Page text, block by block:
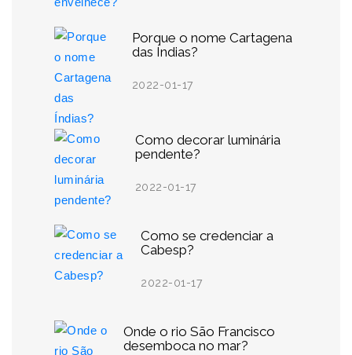
Porque o nome Cartagena
das Índias?
2022-01-17
Como decorar luminária
pendente?
2022-01-17
Como se credenciar a
Cabesp?
2022-01-17
Onde o rio São Francisco
desemboca no mar?